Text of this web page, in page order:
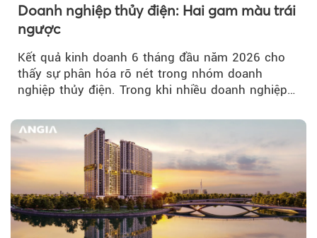
Doanh nghiệp thủy điện: Hai gam màu trái
ngược
Kết quả kinh doanh 6 tháng đầu năm 2026 cho
thấy sự phân hóa rõ nét trong nhóm doanh
nghiệp thủy điện. Trong khi nhiều doanh nghiệp